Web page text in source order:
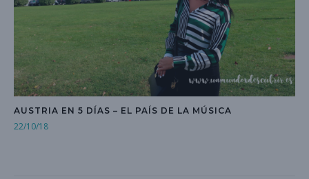
AUSTRIA EN 5 DÍAS – EL PAÍS DE LA MÚSICA
22/10/18